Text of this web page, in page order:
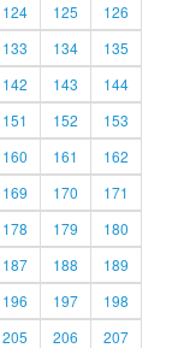
124 125
126
133 134
135
142 143
144
151 152
153
160 161
162
169 170
171
178 179
180
187 188
189
196 197
198
205 206
207